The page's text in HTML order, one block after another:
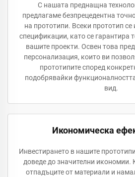
С нашата преднащна
предлагаме безпрецедентна
на прототипи. Всеки прототип се
спецификации, като се гарантира
вашите проекти. Освен това
персонализация, които ви
прототипите според
подобрявайки
вид.
Икономическа
Инвестирането в нашите
доведе до значителни
отпадъците от материали и